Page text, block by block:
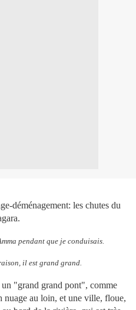
déménagement: les chutes du
pendant que je conduisais.
il est grand grand.
"grand grand pont", comme
nuage au loin, et une ville, floue,